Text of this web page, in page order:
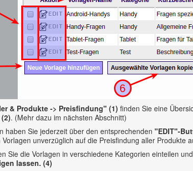
& Produkte -> Preisfindung" (1) finden Sie eine
. (Mehr dazu im nächsten Abschnitt)
haben Sie jederzeit über den entsprechenden"EDIT"-
unverzüglich auf die Preisfindung aller Produkte
Sie die Vorlagen in verschiedene Kategorien einteilen
lassen. (4)